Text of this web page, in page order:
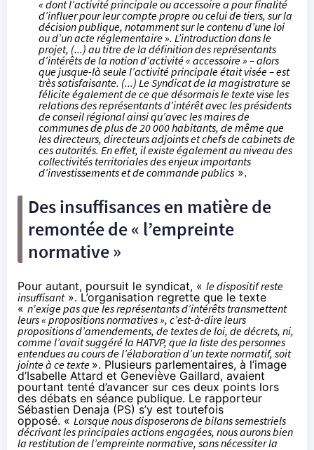
« dont l’activité principale ou accessoire a pour finalité
d’influer pour leur compte propre ou celui de tiers, sur la
décision publique, notamment sur le contenu d’une loi
ou d’un acte réglementaire ». L’introduction dans le
projet, (...) au titre de la définition des représentants
d’intérêts de la notion d’activité « accessoire » – alors
que jusque-là seule l’activité principale était visée – est
très satisfaisante. (...) Le Syndicat de la magistrature se
félicite également de ce que désormais le texte vise les
relations des représentants d’intérêt avec les présidents
de conseil régional ainsi qu’avec les maires de
communes de plus de 20 000 habitants, de même que
les directeurs, directeurs adjoints et chefs de cabinets de
ces autorités. En effet, il existe également au niveau des
collectivités territoriales des enjeux importants
d’investissements et de commande publics ».
Des insuffisances en matière de
remontée de « l’empreinte
normative »
Pour autant, poursuit le syndicat, « le dispositif reste
insuffisant». L’organisation regrette que le texte
« n'exige pas que les représentants d’intérêts transmettent
leurs « propositions normatives », c’est-à-dire leurs
propositions d’amendements, de textes de loi, de décrets, ni,
comme l’avait suggéré la HATVP, que la liste des personnes
entendues au cours de l’élaboration d’un texte normatif, soit
jointe à ce texte ». Plusieurs parlementaires, à l’image
d’Isabelle Attard et Geneviève Gaillard, avaient
pourtant tenté d’avancer sur ces deux points lors
des débats en séance publique. Le rapporteur
Sébastien Denaja (PS) s’y est toutefois
opposé. « Lorsque nous disposerons de bilans semestriels
décrivant les principales actions engagées, nous aurons bien
la restitution de l’empreinte normative, sans nécessiter la